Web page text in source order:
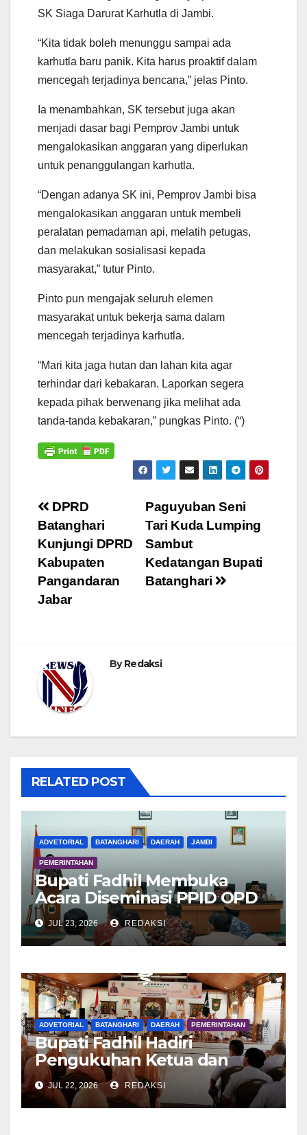
SK Siaga Darurat Karhutla di Jambi.
“Kita tidak boleh menunggu sampai ada
karhutla baru panik. Kita harus proaktif dalam
mencegah terjadinya bencana,” jelas Pinto.
Ia menambahkan, SK tersebut juga akan
menjadi dasar bagi Pemprov Jambi untuk
mengalokasikan anggaran yang diperlukan
untuk penanggulangan karhutla.
“Dengan adanya SK ini, Pemprov Jambi bisa
mengalokasikan anggaran untuk membeli
peralatan pemadaman api, melatih petugas,
dan melakukan sosialisasi kepada
masyarakat,” tutur Pinto.
Pinto pun mengajak seluruh elemen
masyarakat untuk bekerja sama dalam
mencegah terjadinya karhutla.
“Mari kita jaga hutan dan lahan kita agar
terhindar dari kebakaran. Laporkan segera
kepada pihak berwenang jika melihat ada
tanda-tanda kebakaran,” pungkas Pinto. (“)
Navigasi
pos
Paguyuban Seni
Tari Kuda Lumping
Sambut
Kedatangan Bupati
Batanghari
DPRD
Batanghari
Kunjungi DPRD
Kabupaten
Pangandaran
Jabar
ByRedaksi
RELATED POST
ADVETORIAL BATANGHARI DAERAH JAMBI
PEMERINTAHAN
Bupati Fadhil Membuka
Acara Diseminasi PPID OPD
Dalam Rangka E-Monev
JUL 23, 2026 REDAKSI
ADVETORIAL BATANGHARI DAERAH PEMERINTAHAN
Bupati Fadhil Hadiri
Pengukuhan Ketua dan
Pengurus DWP Batang Hari
2026
JUL 22, 2026 REDAKSI